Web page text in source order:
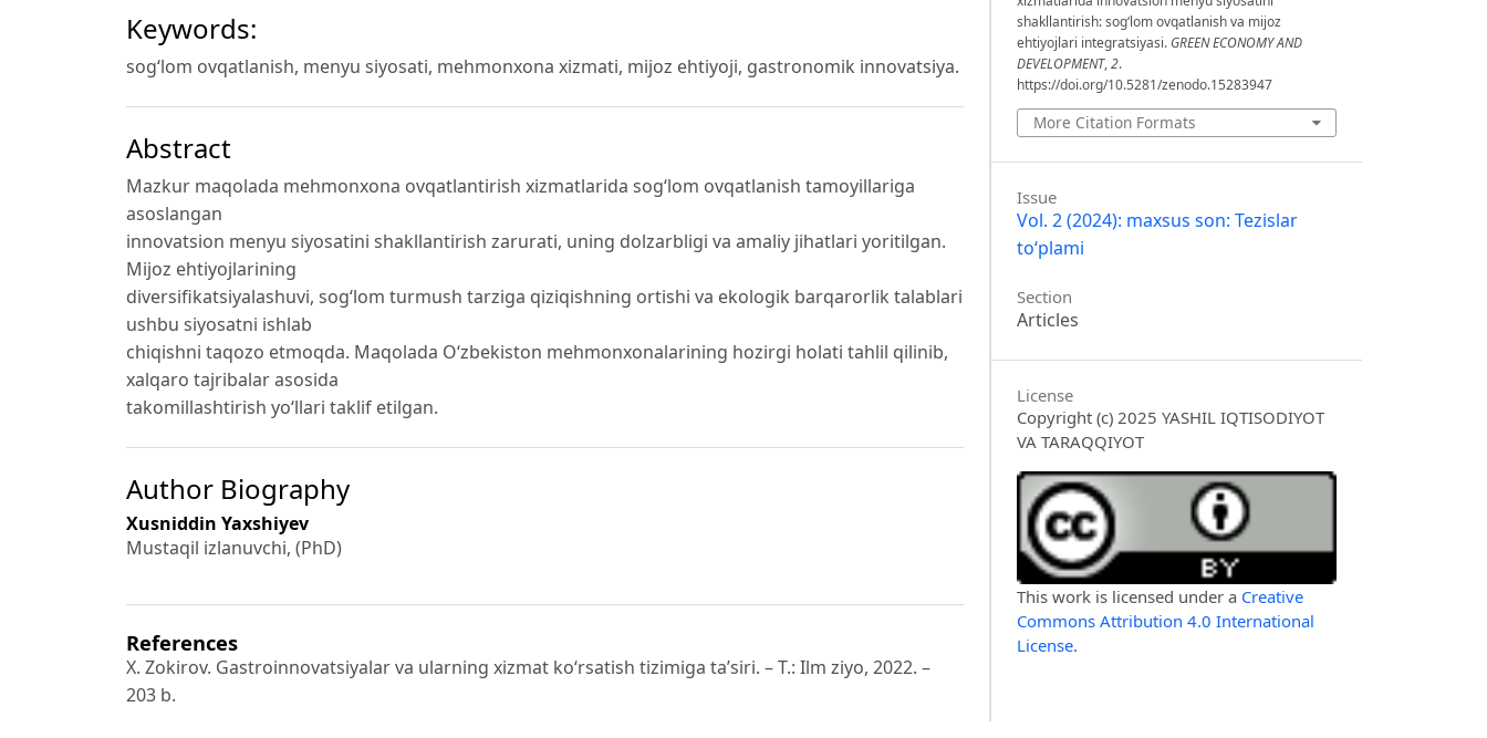
Keywords:
sog‘lom ovqatlanish, menyu siyosati, mehmonxona xizmati, mijoz ehtiyoji, gastronomik innovatsiya.
Abstract
Mazkur maqolada mehmonxona ovqatlantirish xizmatlarida sog‘lom ovqatlanish tamoyillariga
asoslangan
innovatsion menyu siyosatini shakllantirish zarurati, uning dolzarbligi va amaliy jihatlari yoritilgan.
Mijoz ehtiyojlarining
diversifikatsiyalashuvi, sog‘lom turmush tarziga qiziqishning ortishi va ekologik barqarorlik talablari
ushbu siyosatni ishlab
chiqishni taqozo etmoqda. Maqolada O‘zbekiston mehmonxonalarining hozirgi holati tahlil qilinib,
xalqaro tajribalar asosida
takomillashtirish yo‘llari taklif etilgan.
Author Biography
Xusniddin Yaxshiyev
Mustaqil izlanuvchi, (PhD)
References
X. Zokirov. Gastroinnovatsiyalar va ularning xizmat ko‘rsatish tizimiga ta’siri. – T.: Ilm ziyo, 2022. –
203 b.
shakllantirish: sog‘lom ovqatlanish va mijoz
ehtiyojlari integratsiyasi. GREEN ECONOMY AND
DEVELOPMENT,2.
https://doi.org/10.5281/zenodo.15283947
More Citation Formats
Issue
Vol. 2 (2024): maxsus son: Tezislar
to‘plami
Section
Articles
License
Copyright (c) 2025 YASHIL IQTISODIYOT
VA TARAQQIYOT
This work is licensed under a Creative
Commons Attribution 4.0 International
License.